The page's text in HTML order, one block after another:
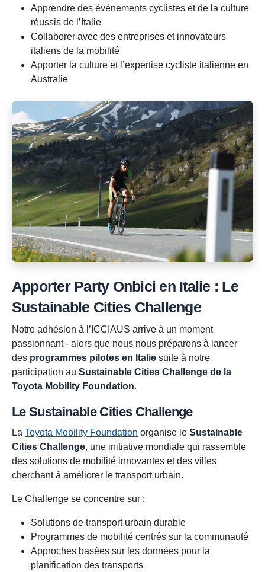
Apprendre des événements cyclistes et de la culture
réussis de l’Italie
Collaborer avec des entreprises et innovateurs
italiens de la mobilité
Apporter la culture et l’expertise cycliste italienne en
Australie
Apporter Party Onbici en Italie : Le
Sustainable Cities Challenge
Notre adhésion à l’ICCIAUS arrive à un moment
passionnant - alors que nous nous préparons à lancer
des programmes pilotes en Italie suite à notre
participation au Sustainable Cities Challenge de la
Toyota Mobility Foundation.
Le Sustainable Cities Challenge
La Toyota Mobility Foundation organise le Sustainable
Cities Challenge, une initiative mondiale qui rassemble
des solutions de mobilité innovantes et des villes
cherchant à améliorer le transport urbain.
Le Challenge se concentre sur :
Solutions de transport urbain durable
Programmes de mobilité centrés sur la communauté
Approches basées sur les données pour la
planification des transports